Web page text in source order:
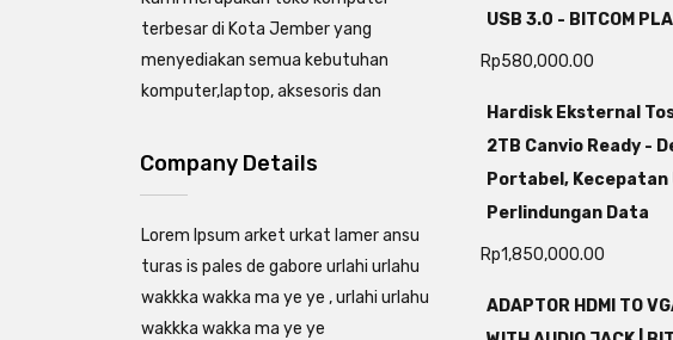
terbesar di Kota Jember yang
menyediakan semua kebutuhan
komputer,laptop, aksesoris dan
Company Details
Lorem Ipsum arket urkat lamer ansu
turas is pales de gabore urlahi urlahu
wakkka wakka ma ye ye , urlahi urlahu
wakkka wakka ma ye ye
USB 3.0 - BITCOM
Rp580,000.00
Hardisk Eksternal
2TB Canvio Ready -
Portabel, Kecepatan
Perlindungan Data
Rp1,850,000.00
ADAPTOR HDMI TO